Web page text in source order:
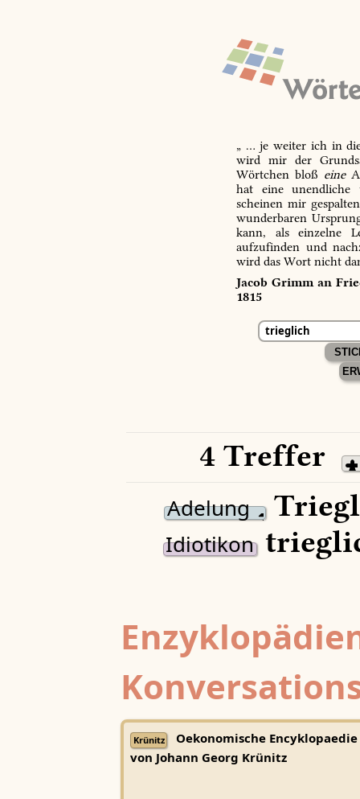
„ … je weiter ich in
wird mir der
Wörtchen bloß eine
hat eine unendliche
scheinen mir
wunderbaren
kann, als einzelne
aufzufinden und
wird das Wort nicht
Jacob Grimm an
1815
4 Treffer
Adelung
Idiotikon
Krünitz
Oekonomische Encyklopaedie
von Johann Georg Krünitz